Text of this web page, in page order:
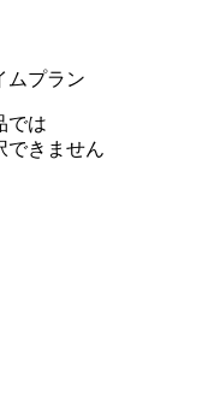
ムプラン
では
できません